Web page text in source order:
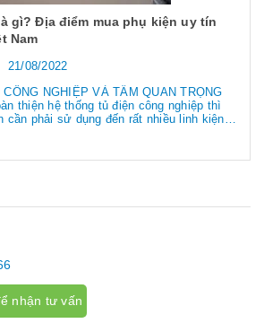
gì? Địa điểm mua phụ kiện uy tín
Nam
21/08/2022
NGHIỆP VÀ TẦM QUAN TRỌNG
thiện hệ thống tủ điện công nghiệp thì
cần phải sử dụng đến rất nhiều linh kiện
nhau. Vậy các loại phụ kiện tủ điện
những gì? Chúng có tác dụng như thế
nhận tư vấn